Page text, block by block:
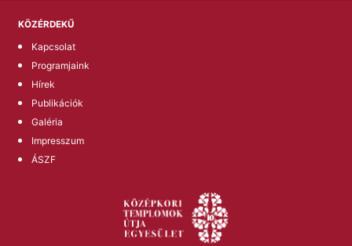
KÖZÉRDEKŰ
Kapcsolat
Programjaink
Hírek
Publikációk
Galéria
Impresszum
ÁSZF